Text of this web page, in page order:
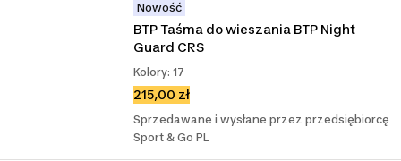
Nowość
BTP Taśma do wieszania BTP Night
Guard CRS
Kolory: 17
215,00 zł
Sprzedawane i wysłane przez przedsiębiorcę
Sport & Go PL